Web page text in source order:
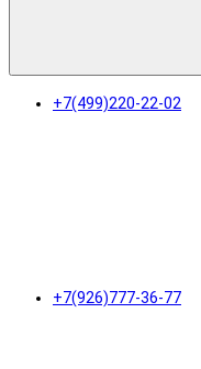
+7(499)220-22-02
+7(926)777-36-77